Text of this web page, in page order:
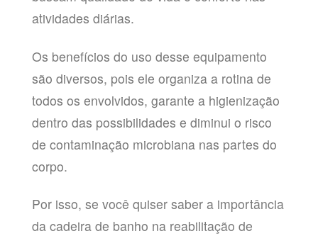
atividades diárias.
Os benefícios do uso desse equipamento
são diversos, pois ele organiza a rotina de
todos os envolvidos, garante a higienização
dentro das possibilidades e diminui o risco
de contaminação microbiana nas partes do
corpo.
Por isso, se você quiser saber a importância
da cadeira de banho na reabilitação de